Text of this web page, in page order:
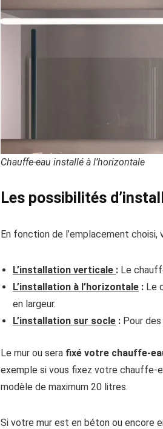
Chauffe-eau installé à l’horizontale
Les possibilités
En fonction de l’emplacement
L’installation verticale : Le
L’installation à l’horizontale : Le
en largeur.
L’installation sur socle : Pour
Le mur ou sera fixé votre chauffe-
exemple si vous fixez votre chauffe-
modèle de maximum 20 litres.
Si votre mur est en béton ou encore